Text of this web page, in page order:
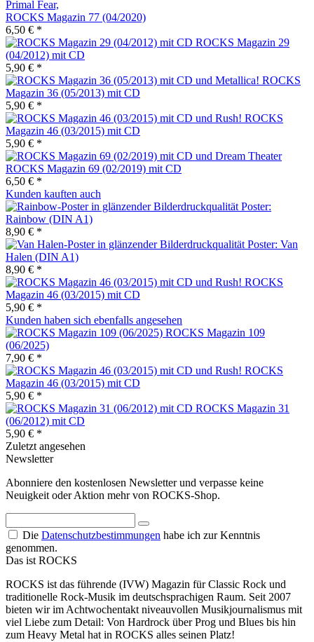
ROCKS Magazin 77 (04/2020)
6,50 € *
ROCKS Magazin 29
(04/2012) mit CD
5,90 € *
ROCKS
Magazin 36 (05/2013) mit CD
5,90 € *
ROCKS
Magazin 46 (03/2015) mit CD
5,90 € *
ROCKS Magazin 69 (02/2019) mit CD
6,50 € *
Kunden kauften auch
Poster:
Rainbow (DIN A1)
8,90 € *
Poster: Van
Halen (DIN A1)
8,90 € *
ROCKS
Magazin 46 (03/2015) mit CD
5,90 € *
Kunden haben sich ebenfalls angesehen
ROCKS Magazin 109
(06/2025)
7,90 € *
ROCKS
Magazin 46 (03/2015) mit CD
5,90 € *
ROCKS Magazin 31
(06/2012) mit CD
5,90 € *
Zuletzt angesehen
Newsletter
Abonniere den kostenlosen Newsletter und verpasse keine
Neuigkeit oder Aktion mehr von ROCKS-Shop.
Die Datenschutzbestimmungen habe ich zur Kenntnis
genommen.
Das ist ROCKS
ROCKS ist das führende (IVW) Magazin für Classic Rock und
traditionelle Rock-Musik im deutschsprachigen Raum. Seit 2007
bieten wir im Achtwochentakt niveauvollen Musikjournalismus mit
viel Liebe zum Detail: Von Hardrock über Prog und Blues bis hin
zum Heavy Metal hat in ROCKS alles seinen Platz!